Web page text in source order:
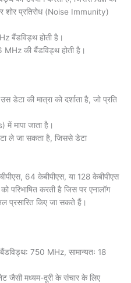
शोर प्रतिरोध (Noise Immunity)
बैंडविड्थ होती है।
MHz की बैंडविड्थ होती है।
डेटा की मात्रा को दर्शाता है, जो प्रति
मापा जाता है।
ले जा सकता है, जिससे डेटा
64 केबीपीएस, या 128 केबीपीएस
परिभाषित करती है जिस पर एनालॉग
प्रसारित किए जा सकते हैं।
बैंडविड्थ: 750 MHz, सामान्यतः 18
जैसी मध्यम-दूरी के संचार के लिए